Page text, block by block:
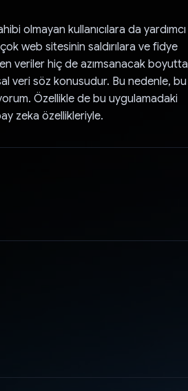
olmayan kullanıcılara da yardımcı
web sitesinin saldırılara ve fidye
veriler hiç de azımsanacak boyutta
veri söz konusudur. Bu nedenle, bu
Özellikle de bu uygulamadaki
zeka özellikleriyle.